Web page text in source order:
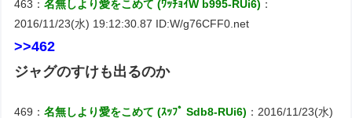
463：名無しより愛をこめて (ﾜｯﾁｮｲW b995-RUi6) ：
2016/11/23(水) 19:12:30.87 ID:W/g76CFF0.net
>>462
ジャグのすけも出るのか
469：名無しより愛をこめて (ｽｯﾌﾟ Sdb8-RUi6) ：2016/11/23(水)